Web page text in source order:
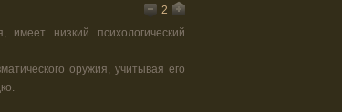
2
имеет низкий психологический
оружия, учитывая его